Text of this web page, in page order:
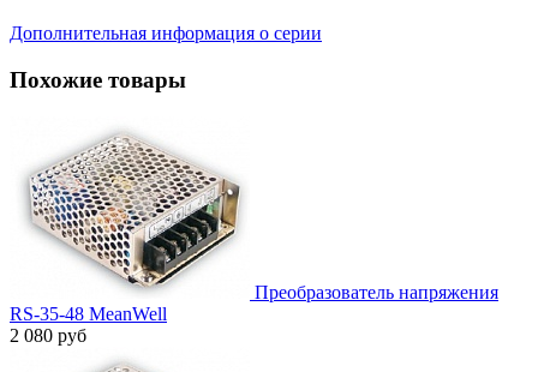
Дополнительная информация о серии
Похожие товары
Преобразователь напряжения
RS-35-48 MeanWell
2 080 руб